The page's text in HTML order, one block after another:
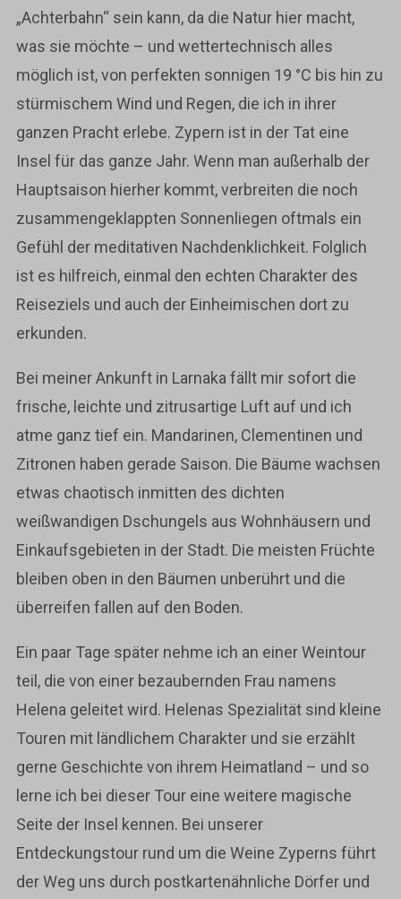
„Achterbahn“ sein kann, da die Natur hier macht,
was sie möchte – und wettertechnisch alles
möglich ist, von perfekten sonnigen 19 °C bis hin zu
stürmischem Wind und Regen, die ich in ihrer
ganzen Pracht erlebe. Zypern ist in der Tat eine
Insel für das ganze Jahr. Wenn man außerhalb der
Hauptsaison hierher kommt, verbreiten die noch
zusammengeklappten Sonnenliegen oftmals ein
Gefühl der meditativen Nachdenklichkeit. Folglich
ist es hilfreich, einmal den echten Charakter des
Reiseziels und auch der Einheimischen dort zu
erkunden.
Bei meiner Ankunft in Larnaka fällt mir sofort die
frische, leichte und zitrusartige Luft auf und ich
atme ganz tief ein. Mandarinen, Clementinen und
Zitronen haben gerade Saison. Die Bäume wachsen
etwas chaotisch inmitten des dichten
weißwandigen Dschungels aus Wohnhäusern und
Einkaufsgebieten in der Stadt. Die meisten Früchte
bleiben oben in den Bäumen unberührt und die
überreifen fallen auf den Boden.
Ein paar Tage später nehme ich an einer Weintour
teil, die von einer bezaubernden Frau namens
Helena geleitet wird. Helenas Spezialität sind kleine
Touren mit ländlichem Charakter und sie erzählt
gerne Geschichte von ihrem Heimatland – und so
lerne ich bei dieser Tour eine weitere magische
Seite der Insel kennen. Bei unserer
Entdeckungstour rund um die Weine Zyperns führt
der Weg uns durch postkartenähnliche Dörfer und